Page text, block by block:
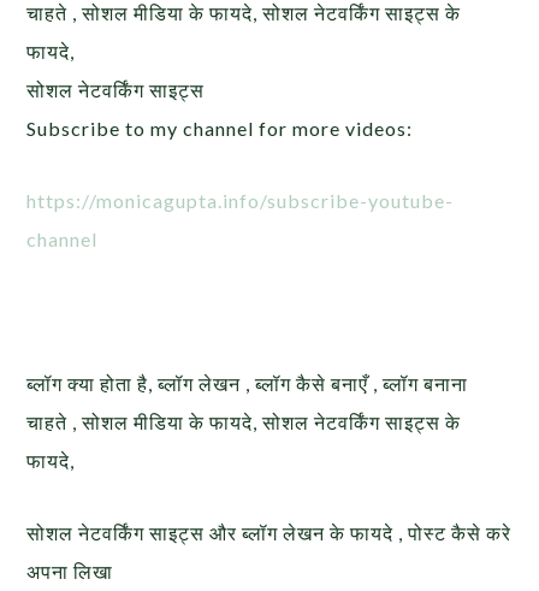
चाहते , सोशल मीडिया के फायदे, सोशल नेटवर्किंग साइट्स के
फायदे,
सोशल नेटवर्किंग साइट्स
Subscribe to my channel for more videos:
https://monicagupta.info/subscribe-youtube-
channel
ब्लॉग क्या होता है, ब्लॉग लेखन , ब्लॉग कैसे बनाएँ , ब्लॉग बनाना
चाहते , सोशल मीडिया के फायदे, सोशल नेटवर्किंग साइट्स के
फायदे,
सोशल नेटवर्किंग साइट्स और ब्लॉग लेखन के फायदे , पोस्ट कैसे करे
अपना लिखा